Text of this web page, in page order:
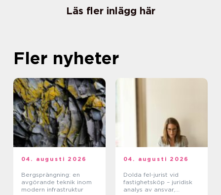
Läs fler inlägg här
Fler nyheter
04. augusti 2026
Bergsprängning: en
avgörande teknik inom
modern infrastruktur
04. augusti 2026
Dolda fel-jurist vid
fastighetsköp – juridisk
analys av ansvar,